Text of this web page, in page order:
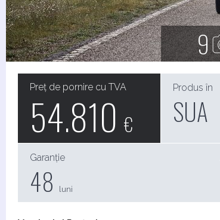
9
Preț de pornire cu TVA
54.810 €
Produs în
SUA
Garanție
48 luni